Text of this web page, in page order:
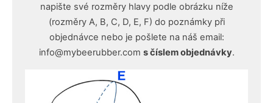
napište své rozměry hlavy podle obrázku níže
(rozměry A, B, C, D, E, F) do poznámky při
objednávce nebo je pošlete na náš email:
info@mybeerubber.com s číslem objednávky.